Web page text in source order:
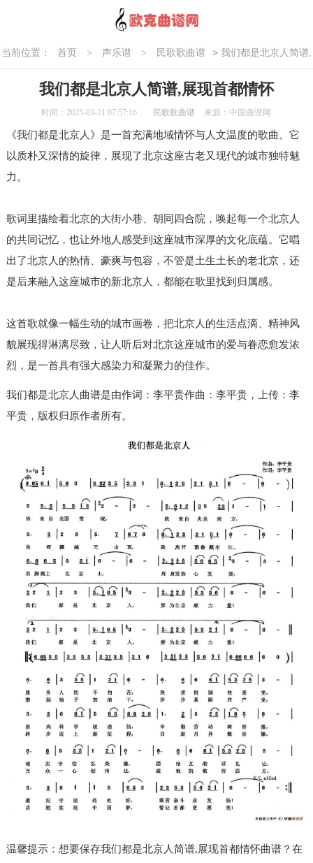
当前位置： 首页 > 声乐谱 > 民歌歌曲谱 > 我们都是北京人简谱,
我们都是北京人简谱,展现首都情怀
时间：2025-03-21 07:57:16 民歌歌曲谱 来源：中国曲谱网
《我们都是北京人》是一首充满地域情怀与人文温度的歌曲。它
以质朴又深情的旋律，展现了北京这座古老又现代的城市独特魅
力。
歌词里描绘着北京的大街小巷、胡同四合院，唤起每一个北京人
的共同记忆，也让外地人感受到这座城市深厚的文化底蕴。它唱
出了北京人的热情、豪爽与包容，不管是土生土长的老北京，还
是后来融入这座城市的新北京人，都能在歌里找到归属感。
这首歌就像一幅生动的城市画卷，把北京人的生活点滴、精神风
貌展现得淋漓尽致，让人听后对北京这座城市的爱与眷恋愈发浓
烈，是一首具有强大感染力和凝聚力的佳作。
我们都是北京人曲谱是由作词：李平贵作曲：李平贵，上传：李
平贵，版权归原作者所有。
温馨提示：想要保存我们都是北京人简谱,展现首都情怀曲谱？在